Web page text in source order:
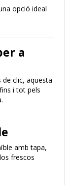
opció ideal
a
clic, aquesta
i tot pels
amb tapa,
frescos